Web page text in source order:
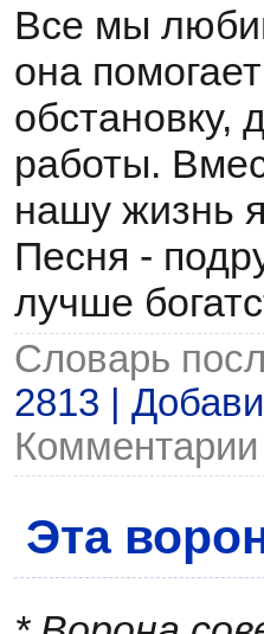
Все мы
она
обстановку,
работы.
нашу жизнь
Песня -
лучше
Словарь
2813 |
Эта